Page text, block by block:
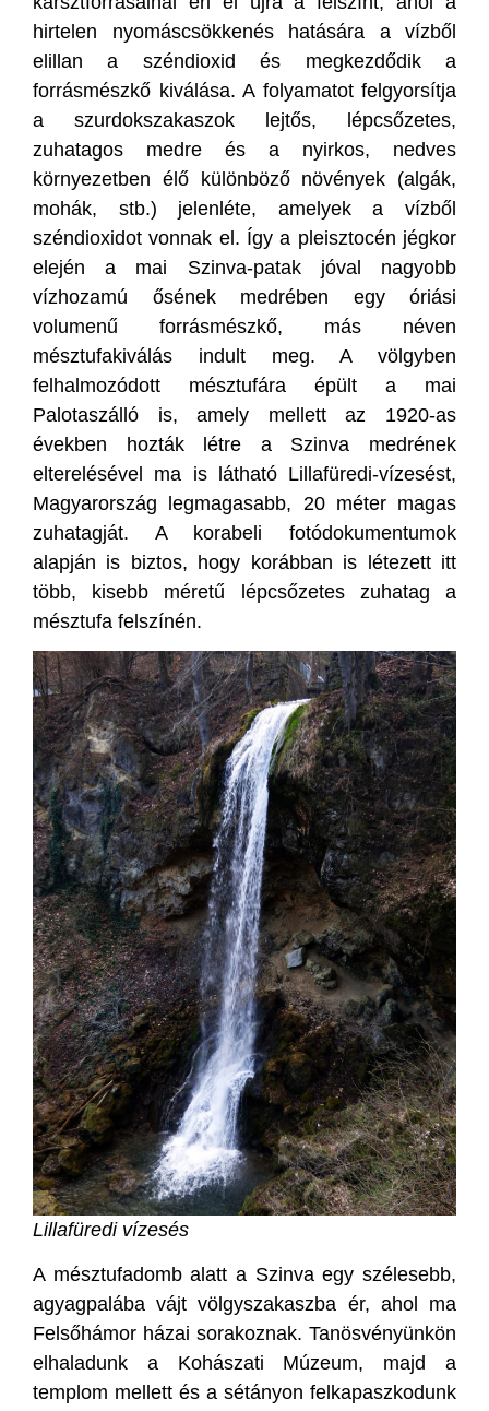
hirtelen nyomáscsökkenés hatására a vízből
elillan a széndioxid és megkezdődik a
forrásmészkő kiválása. A folyamatot felgyorsítja
a szurdokszakaszok lejtős, lépcsőzetes,
zuhatagos medre és a nyirkos, nedves
környezetben élő különböző növények (algák,
mohák, stb.) jelenléte, amelyek a vízből
széndioxidot vonnak el. Így a pleisztocén jégkor
elején a mai Szinva-patak jóval nagyobb
vízhozamú ősének medrében egy óriási
volumenű forrásmészkő, más néven
mésztufakiválás indult meg. A völgyben
felhalmozódott mésztufára épült a mai
Palotaszálló is, amely mellett az 1920-as
években hozták létre a Szinva medrének
elterelésével ma is látható Lillafüredi-vízesést,
Magyarország legmagasabb, 20 méter magas
zuhatagját. A korabeli fotódokumentumok
alapján is biztos, hogy korábban is létezett itt
több, kisebb méretű lépcsőzetes zuhatag a
mésztufa felszínén.
Lillafüredi vízesés
A mésztufadomb alatt a Szinva egy szélesebb,
agyagpalába vájt völgyszakaszba ér, ahol ma
Felsőhámor házai sorakoznak. Tanösvényünkön
elhaladunk a Kohászati Múzeum, majd a
templom mellett és a sétányon felkapaszkodunk